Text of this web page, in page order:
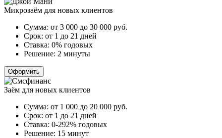
Микрозаём для новых клиентов
Сумма: от 3 000 до 30 000 руб.
Срок: от 1 до 21 дней
Ставка: 0% годовых
Решение: 2 минуты
Оформить
Заём для новых клиентов
Сумма: от 1 000 до 20 000 руб.
Срок: от 1 до 21 дней
Ставка: 0-292% годовых
Решение: 15 минут